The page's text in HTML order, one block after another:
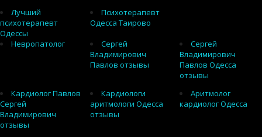
Лучший
психотерапевт
Одессы
Психотерапевт
Одесса Таирово
Невропатолог
Сергей
Владимирович
Павлов отзывы
Сергей
Владимирович
Павлов Одесса
отзывы
Кардиолог Павлов
Сергей
Владимирович
отзывы
Кардиологи
аритмологи Одесса
отзывы
Аритмолог
кардиолог Одесса